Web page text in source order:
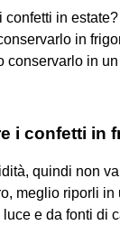
in
in
conservarlo in
i confetti in
quindi non
meglio riporli in
e da fonti di